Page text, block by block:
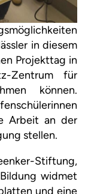
in diesem
Projekttag in
Zentrum für
können.
Arbeit an der
stellen.
Stiftung,
widmet
und eine